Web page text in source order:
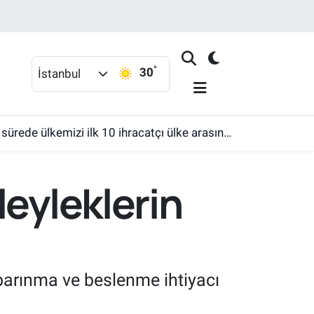
İstanbul 30°
ülkemizi ilk 10 ihracatçı ülke arasına sokmak'
leyleklerin
ve beslenme ihtiyacı